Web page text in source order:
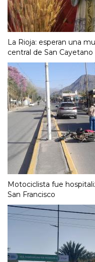
La Rioja: esperan una
central de San Cayetano
Motociclista fue
San Francisco